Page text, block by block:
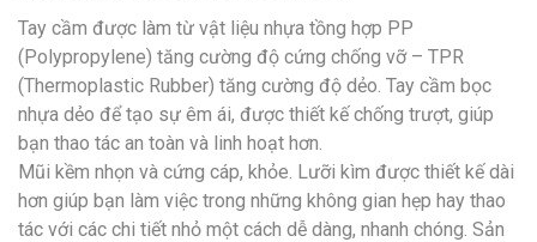
Tay cầm được làm từ vật liệu nhựa tồng hợp PP
(Polypropylene) tăng cường độ cứng chống vỡ – TPR
(Thermoplastic Rubber) tăng cường độ dẻo. Tay cầm bọc
nhựa dẻo để tạo sự êm ái, được thiết kế chống trượt, giúp
bạn thao tác an toàn và linh hoạt hơn.
Mũi kềm nhọn và cứng cáp, khỏe. Lưỡi kìm được thiết kế dài
hơn giúp bạn làm việc trong những không gian hẹp hay thao
tác với các chi tiết nhỏ một cách dễ dàng, nhanh chóng. Sản